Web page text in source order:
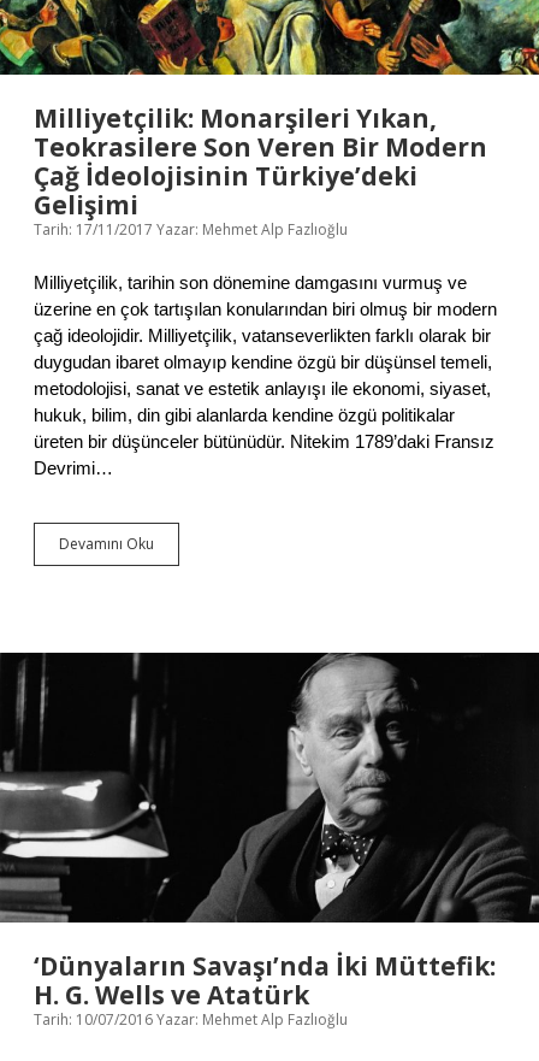
T
Milliyetçilik: Monarşileri Yıkan,
Teokrasilere Son Veren Bir Modern
Çağ İdeolojisinin Türkiye’deki
Gelişimi
Tarih: 17/11/2017 Yazar: Mehmet Alp Fazlıoğlu
Milliyetçilik, tarihin son dönemine damgasını vurmuş ve
üzerine en çok tartışılan konularından biri olmuş bir modern
çağ ideolojidir. Milliyetçilik, vatanseverlikten farklı olarak bir
duygudan ibaret olmayıp kendine özgü bir düşünsel temeli,
metodolojisi, sanat ve estetik anlayışı ile ekonomi, siyaset,
hukuk, bilim, din gibi alanlarda kendine özgü politikalar
üreten bir düşünceler bütünüdür. Nitekim 1789’daki Fransız
Devrimi…
Devamını Oku
i
y
k
:
M
n
i
l
e
‘Dünyaların Savaşı’nda İki Müttefik:
H. G. Wells ve Atatürk
Tarih: 10/07/2016Yazar: Mehmet Alp Fazlıoğlu